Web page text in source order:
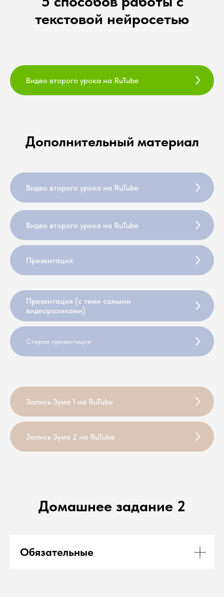
текстовой нейросетью
Видео второго урока на RuTube
Дополнительный материал
Видео второго урока на RuTube
Видео второго урока на RuTube
Презентация
Презентация (с теми самыми
видеороликами)
Старая презентация
Запись Зума 1 на RuTube
Запись Зума 2 на RuTube
Домашнее задание 2
Обязательные